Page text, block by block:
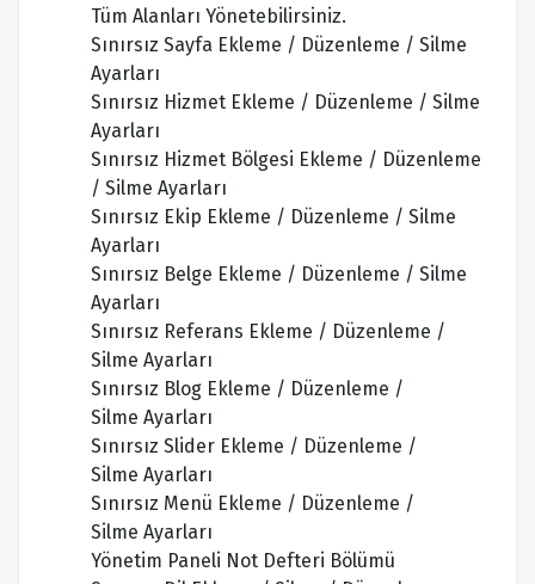
Tüm Alanları Yönetebilirsiniz.
Sınırsız Sayfa Ekleme / Düzenleme / Silme
Ayarları
Sınırsız Hizmet Ekleme / Düzenleme / Silme
Ayarları
Sınırsız Hizmet Bölgesi Ekleme / Düzenleme
/ Silme Ayarları
Sınırsız Ekip Ekleme / Düzenleme / Silme
Ayarları
Sınırsız Belge Ekleme / Düzenleme / Silme
Ayarları
Sınırsız Referans Ekleme / Düzenleme /
Silme Ayarları
Sınırsız Blog Ekleme / Düzenleme /
Silme Ayarları
Sınırsız Slider Ekleme / Düzenleme /
Silme Ayarları
Sınırsız Menü Ekleme / Düzenleme /
Silme Ayarları
Yönetim Paneli Not Defteri Bölümü